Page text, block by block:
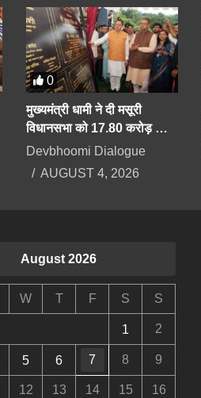
0
मुख्यमंत्री धामी ने दी मसूरी
विधानसभा को 17.80 करोड़ की
योजनाओं की सौगात
Devbhoomi Dialogue
AUGUST 4, 2026
August 2026
W T F S S
1 2
5 6 7 8 9
12 13 14 15 16